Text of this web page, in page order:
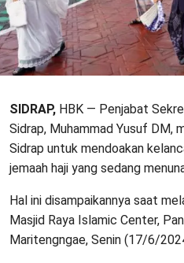
SIDRAP, HBK — Penjabat
Sidrap, Muhammad Yusuf DM,
Sidrap untuk mendoakan
jemaah haji yang sedang
Hal ini disampaikannya saat
Masjid Raya Islamic Center,
Maritengngae, Senin (17/6/